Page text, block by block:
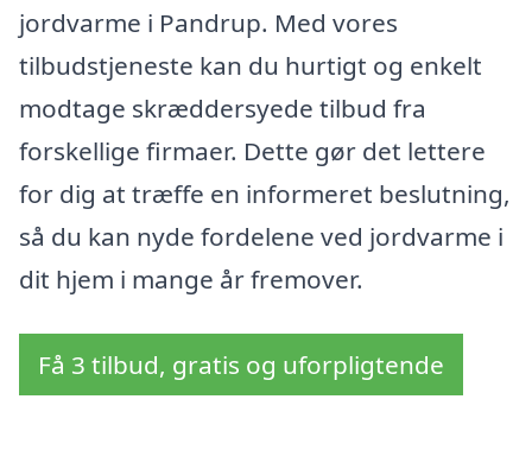
jordvarme i Pandrup. Med vores
tilbudstjeneste kan du hurtigt og enkelt
modtage skræddersyede tilbud fra
forskellige firmaer. Dette gør det lettere
for dig at træffe en informeret beslutning,
så du kan nyde fordelene ved jordvarme i
dit hjem i mange år fremover.
Få 3 tilbud, gratis og uforpligtende